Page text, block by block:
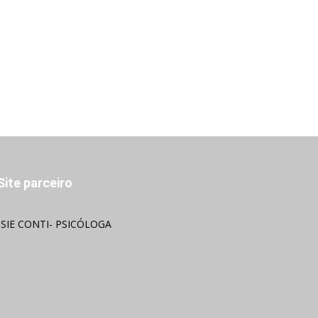
parceiro
CONTI- PSICÓLOGA